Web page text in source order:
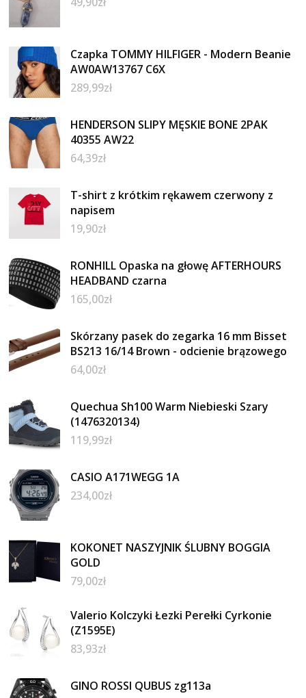
Czapka TOMMY HILFIGER - Modern Beanie
AW0AW13767 C6X
289,99zł
HENDERSON SLIPY MĘSKIE BONE 2PAK
40355 AW22
64,39zł
T-shirt z krótkim rękawem czerwony z
napisem
19,90zł
RONHILL Opaska na głowę AFTERHOURS
HEADBAND czarna
165,00zł
Skórzany pasek do zegarka 16 mm Bisset
BS213 16/14 Brown - odcienie brązowego
64,00zł
Quechua Sh100 Warm Niebieski Szary
(1476320134)
119,99zł
CASIO A171WEGG 1A
234,00zł
KOKONET NASZYJNIK ŚLUBNY BOGGIA
GOLD
79,00zł
Valerio Kolczyki Łezki Perełki Cyrkonie
(Z1595E)
83,93zł
GINO ROSSI QUBUS zg113a